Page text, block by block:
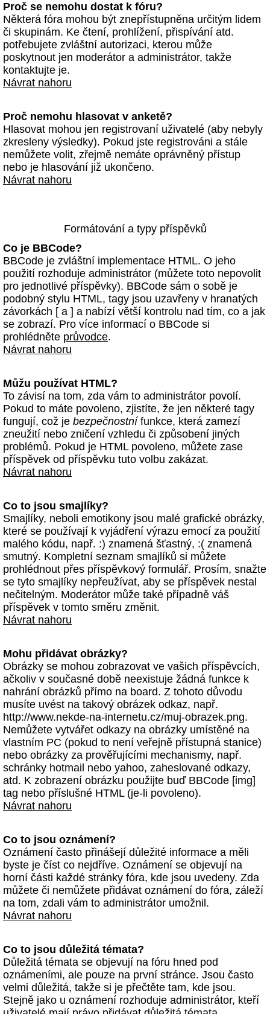
Proč se nemohu dostat k fóru?
Některá fóra mohou být znepřístupněna určitým lidem
či skupinám. Ke čtení, prohlížení, přispívání atd.
potřebujete zvláštní autorizaci, kterou může
poskytnout jen moderátor a administrátor, takže
kontaktujte je.
Návrat nahoru
Proč nemohu hlasovat v anketě?
Hlasovat mohou jen registrovaní uživatelé (aby nebyly
zkresleny výsledky). Pokud jste registrováni a stále
nemůžete volit, zřejmě nemáte oprávněný přístup
nebo je hlasování již ukončeno.
Návrat nahoru
Formátování a typy příspěvků
Co je BBCode?
BBCode je zvláštní implementace HTML. O jeho
použití rozhoduje administrátor (můžete toto nepovolit
pro jednotlivé příspěvky). BBCode sám o sobě je
podobný stylu HTML, tagy jsou uzavřeny v hranatých
závorkách [ a ] a nabízí větší kontrolu nad tím, co a jak
se zobrazí. Pro více informací o BBCode si
prohlédněte průvodce.
Návrat nahoru
Můžu používat HTML?
To závisí na tom, zda vám to administrátor povolí.
Pokud to máte povoleno, zjistíte, že jen některé tagy
fungují, což je bezpečnostnífunkce, která zamezí
zneužití nebo zničení vzhledu či způsobení jiných
problémů. Pokud je HTML povoleno, můžete zase
příspěvek od příspěvku tuto volbu zakázat.
Návrat nahoru
Co to jsou smajlíky?
Smajlíky, neboli emotikony jsou malé grafické obrázky,
které se používají k vyjádření výrazu emocí za použití
malého kódu, např. :) znamená šťastný, :( znamená
smutný. Kompletní seznam smajlíků si můžete
prohlédnout přes příspěvkový formulář. Prosím, snažte
se tyto smajlíky nepřeužívat, aby se příspěvek nestal
nečitelným. Moderátor může také případně váš
příspěvek v tomto směru změnit.
Návrat nahoru
Mohu přidávat obrázky?
Obrázky se mohou zobrazovat ve vašich příspěvcích,
ačkoliv v současné době neexistuje žádná funkce k
nahrání obrázků přímo na board. Z tohoto důvodu
musíte uvést na takový obrázek odkaz, např.
http://www.nekde-na-internetu.cz/muj-obrazek.png.
Nemůžete vytvářet odkazy na obrázky umístěné na
vlastním PC (pokud to není veřejně přístupná stanice)
nebo obrázky za prověřujícími mechanismy, např.
schránky hotmail nebo yahoo, zaheslované odkazy,
atd. K zobrazení obrázku použijte buď BBCode [img]
tag nebo příslušné HTML (je-li povoleno).
Návrat nahoru
Co to jsou oznámení?
Oznámení často přinášejí důležité informace a měli
byste je číst co nejdříve. Oznámení se objevují na
horní části každé stránky fóra, kde jsou uvedeny. Zda
můžete či nemůžete přidávat oznámení do fóra, záleží
na tom, zdali vám to administrátor umožnil.
Návrat nahoru
Co to jsou důležitá témata?
Důležitá témata se objevují na fóru hned pod
oznámeními, ale pouze na první stránce. Jsou často
velmi důležitá, takže si je přečtěte tam, kde jsou.
Stejně jako u oznámení rozhoduje administrátor, kteří